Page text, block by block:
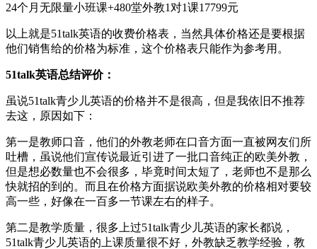
24个月无限量小班课+480堂外教1对1课17799元
以上就是51talk英语的收费价格表，当然具体价格还是要根据
他们销售给的价格为标准，这个价格表只能作为参考用。
51talk英语总结评价：
虽说51talk青少儿英语的价格并不是很高，但是我依旧不推荐
去这，原因如下：
第一是教师口音，他们的外教老师在口音方面一直被网友们所
吐槽，虽说他们宣传说最近引进了一批口音纯正的欧美外教，
但是想必数量也不会很多，毕竟时间太短了，老师也不是那么
快就招的到的。而且在价格方面据说欧美外教的价格相对要较
高一些，好像在一百多一节课左右的样子。
第二是教学质量，很多上过51talk青少儿英语的家长都说，
51talk青少儿英语的上课质量很不好，外教缺乏教学经验，教